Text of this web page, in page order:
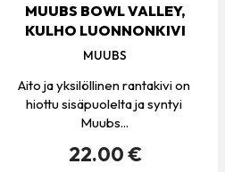
MUUBS BOWL VALLEY,
KULHO LUONNONKIVI
MUUBS
Aito ja yksilöllinen rantakivi on
hiottu sisäpuolelta ja syntyi
Muubs...
22.00 €